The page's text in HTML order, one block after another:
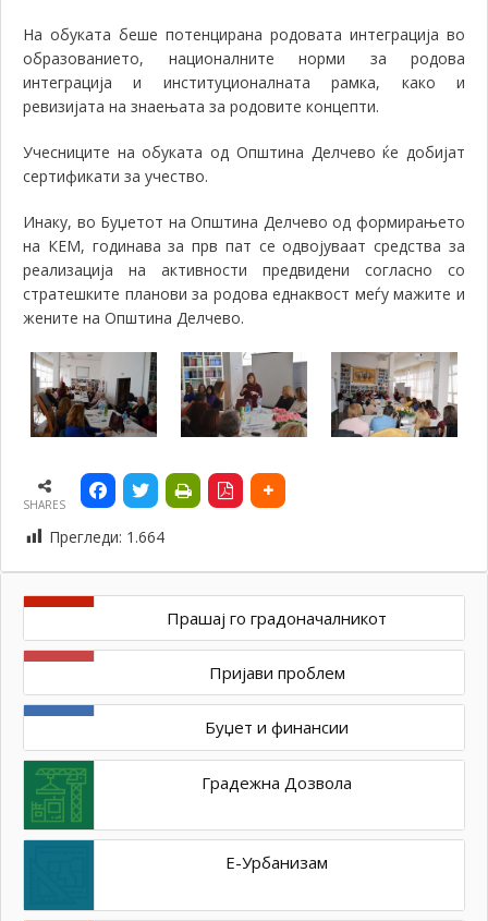
На обуката беше потенцирана родовата интеграција во
образованието, националните норми за родова
интеграција и институционалната рамка, како и
ревизијата на знаењата за родовите концепти.
Учесниците на обуката од Општина Делчево ќе добијат
сертификати за учество.
Инаку, во Буџетот на Општина Делчево од формирањето
на КЕМ, годинава за прв пат се одвојуваат средства за
реализација на активности предвидени согласно со
стратешките планови за родова еднаквост меѓу мажите и
жените на Општина Делчево.
SHARES
Прегледи: 1.664
Прашај го градоначалникот
Пријави проблем
Буџет и финансии
Градежна Дозвола
Е-Урбанизам